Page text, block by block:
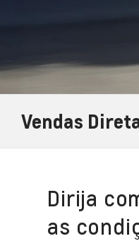
Vendas
Dirija
as